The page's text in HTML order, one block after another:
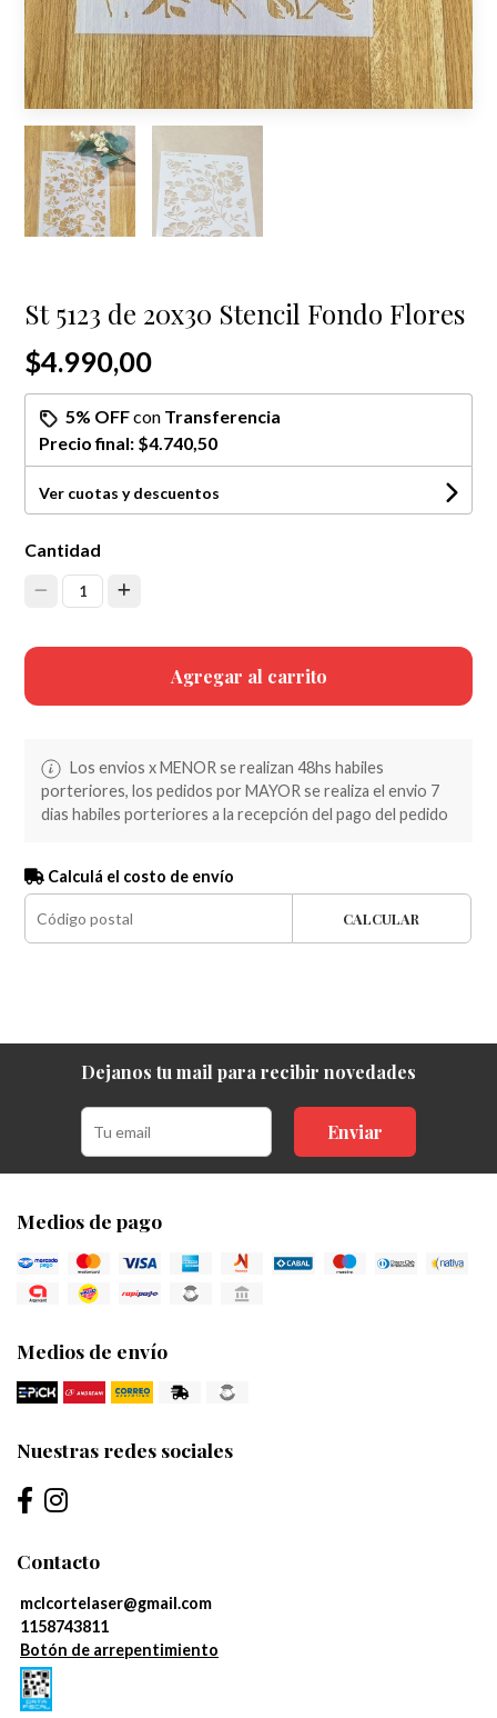
St 5123 de 20x30 Stencil Fondo Flores
$4.990,00
5% OFFcon Transferencia
Precio final: $4.740,50
Ver cuotas y descuentos
Cantidad
1
Agregar al carrito
Los envios x MENOR se realizan 48hs habiles
porteriores, los pedidos por MAYOR se realiza el envio 7
dias habiles porteriores a la recepción del pago del pedido
Calculá el costo de envío
CALCULAR
Dejanos tu mail para recibir novedades
Enviar
Medios de pago
Medios de envío
Nuestras redes sociales
Contacto
mclcortelaser@gmail.com
1158743811
Botón de arrepentimiento